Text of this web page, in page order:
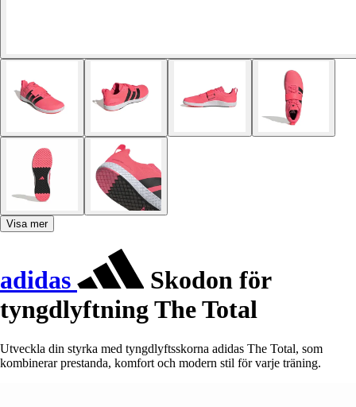
Visa mer
adidas
Skodon för
tyngdlyftning The Total
Utveckla din styrka med tyngdlyftsskorna adidas The Total, som
kombinerar prestanda, komfort och modern stil för varje träning.